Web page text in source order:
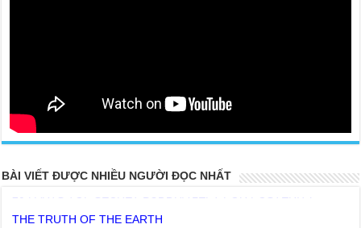
BÀI VIẾT ĐƯỢC NHIỀU NGƯỜI ĐỌC NHẤT
THE TRUTH OF THE EARTH
Giải thoát được phải không ?